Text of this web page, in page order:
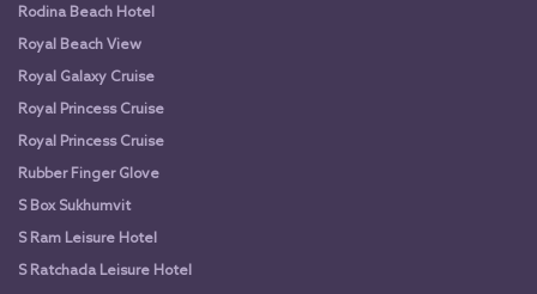
Rodina Beach Hotel
Royal Beach View
Royal Galaxy Cruise
Royal Princess Cruise
Royal Princess Cruise
Rubber Finger Glove
S Box Sukhumvit
S Ram Leisure Hotel
S Ratchada Leisure Hotel